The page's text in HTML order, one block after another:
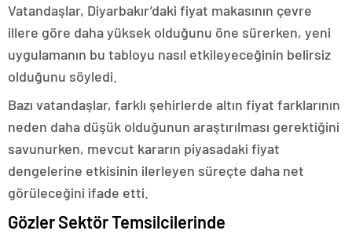
Vatandaşlar, Diyarbakır’daki fiyat makasının çevre
illere göre daha yüksek olduğunu öne sürerken, yeni
uygulamanın bu tabloyu nasıl etkileyeceğinin belirsiz
olduğunu söyledi.
Bazı vatandaşlar, farklı şehirlerde altın fiyat farklarının
neden daha düşük olduğunun araştırılması gerektiğini
savunurken, mevcut kararın piyasadaki fiyat
dengelerine etkisinin ilerleyen süreçte daha net
görüleceğini ifade etti.
Gözler Sektör Temsilcilerinde